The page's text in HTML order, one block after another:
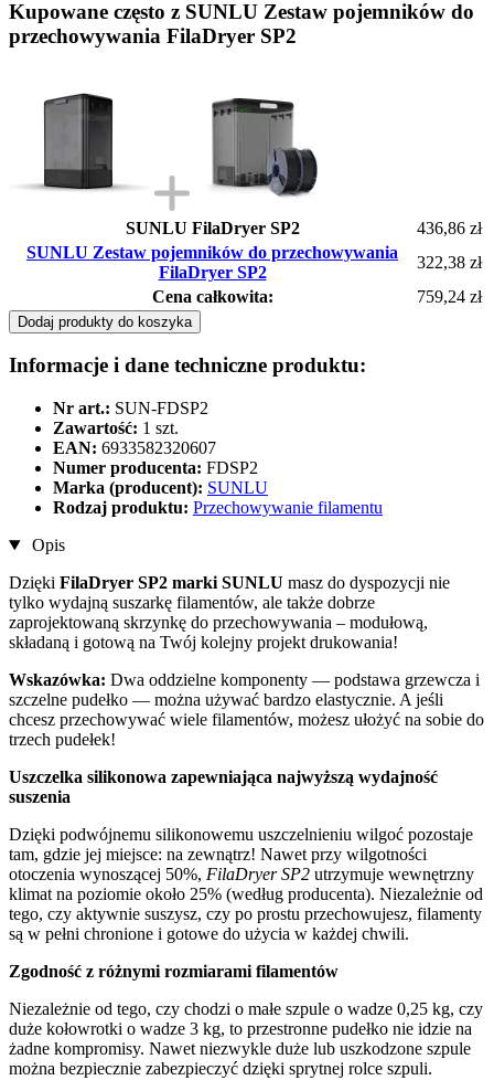
Kupowane często z SUNLU Zestaw pojemników do
przechowywania FilaDryer SP2
SUNLU FilaDryer SP2
436,86 zł
SUNLU Zestaw pojemników do przechowywania
FilaDryer SP2
322,38 zł
Cena całkowita:
759,24 zł
Dodaj produkty do koszyka
Informacje i dane techniczne produktu:
Nr art.: SUN-FDSP2
Zawartość: 1 szt.
EAN: 6933582320607
Numer producenta: FDSP2
Marka (producent): SUNLU
Rodzaj produktu: Przechowywanie filamentu
Opis
Dzięki FilaDryer SP2 marki SUNLU masz do dyspozycji nie
tylko wydajną suszarkę filamentów, ale także dobrze
zaprojektowaną skrzynkę do przechowywania – modułową,
składaną i gotową na Twój kolejny projekt drukowania!
Wskazówka: Dwa oddzielne komponenty — podstawa grzewcza i
szczelne pudełko — można używać bardzo elastycznie. A jeśli
chcesz przechowywać wiele filamentów, możesz ułożyć na sobie do
trzech pudełek!
Uszczelka silikonowa zapewniająca najwyższą wydajność
suszenia
Dzięki podwójnemu silikonowemu uszczelnieniu wilgoć pozostaje
tam, gdzie jej miejsce: na zewnątrz! Nawet przy wilgotności
otoczenia wynoszącej 50%, FilaDryer SP2 utrzymuje wewnętrzny
klimat na poziomie około 25% (według producenta). Niezależnie od
tego, czy aktywnie suszysz, czy po prostu przechowujesz, filamenty
są w pełni chronione i gotowe do użycia w każdej chwili.
Zgodność z różnymi rozmiarami filamentów
Niezależnie od tego, czy chodzi o małe szpule o wadze 0,25 kg, czy
duże kołowrotki o wadze 3 kg, to przestronne pudełko nie idzie na
żadne kompromisy. Nawet niezwykle duże lub uszkodzone szpule
można bezpiecznie zabezpieczyć dzięki sprytnej rolce szpuli.